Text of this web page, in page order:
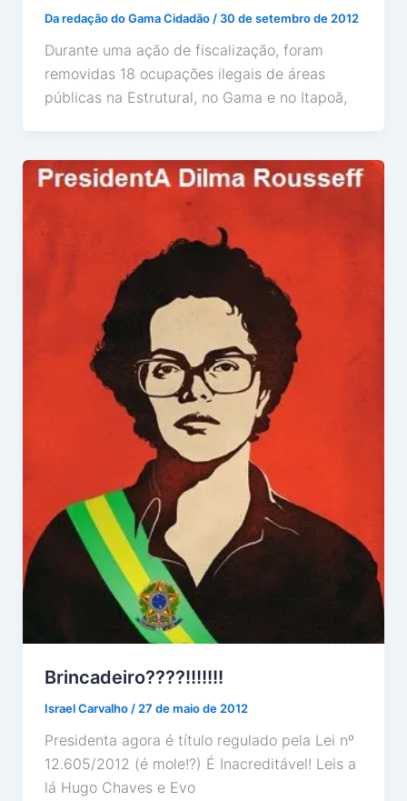
Da redação do Gama Cidadão/ 30 de setembro de 2012
Durante uma ação de fiscalização, foram
removidas 18 ocupações ilegais de áreas
públicas na Estrutural, no Gama e no Itapoã,
Brincadeiro????!!!!!!!
Israel Carvalho / 27 de maio de 2012
Presidenta agora é título regulado pela Lei nº
12.605/2012 (é mole!?) É Inacreditável! Leis a
lá Hugo Chaves e Evo